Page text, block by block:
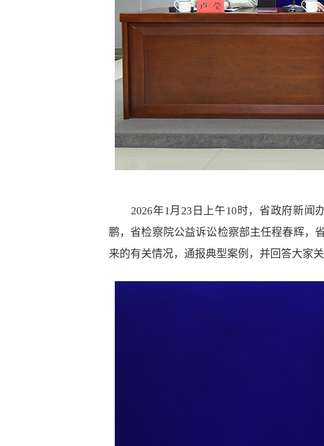
2026年1月23日上午10时，省政府新闻
鹏，省检察院公益诉讼检察部主任程春辉，
来的有关情况，通报典型案例，并回答大家关